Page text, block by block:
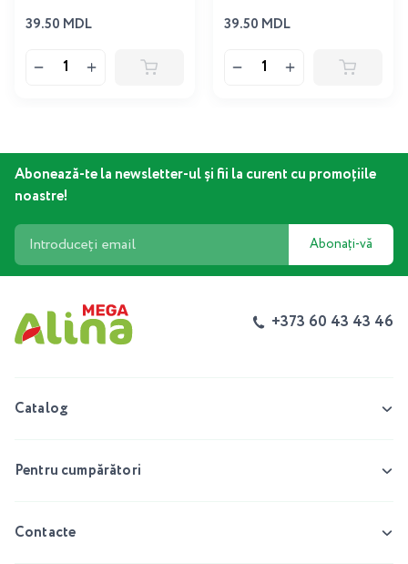
39.50 MDL 39.50 MDL
Abonează-te la newsletter-ul și fii la curent cu promoțiile
noastre!
Abonați-vă
+373 60 43 43 46
Catalog
Pentru cumpărători
Contacte